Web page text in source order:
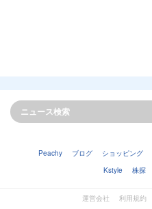
Peachy ブログ ショッピング
Kstyle
株探
運営会社 利用規約